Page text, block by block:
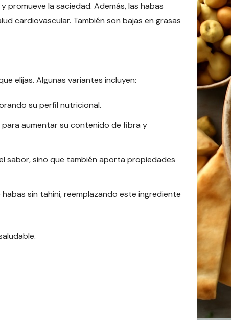
la saciedad. Además, las habas
cardiovascular. También son bajas en grasas
elijas. Algunas variantes incluyen:
su perfil nutricional.
para aumentar su contenido de fibra y
sabor, sino que también aporta propiedades
sin tahini, reemplazando este ingrediente